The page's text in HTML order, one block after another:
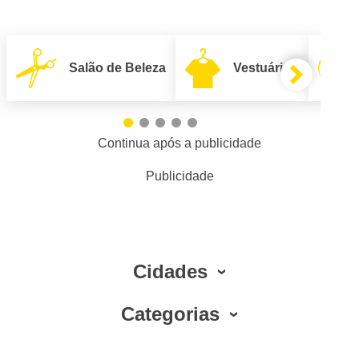
Salão de Beleza Vestuário
Continua após a publicidade
Publicidade
Cidades
Categorias